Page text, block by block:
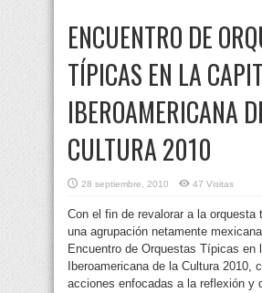
ENCUENTRO DE
TÍPICAS EN LA
IBEROAMERICANA
CULTURA 2010
28 septiembre, 2010 47 Visitas
Con el fin de revalorar a la orquesta
una agrupación netamente
Encuentro de Orquestas Típicas en
Iberoamericana de la Cultura 2010,
acciones enfocadas a la reflexión y